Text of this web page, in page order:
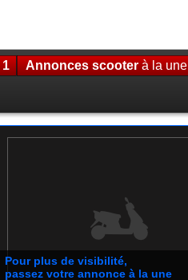
1 Annonces scooterà la une
Pour plus de visibilité,
passez votre annonce à la une